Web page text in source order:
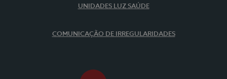
UNIDADES LUZ SAÚDE
COMUNICAÇÃO DE IRREGULARIDADES